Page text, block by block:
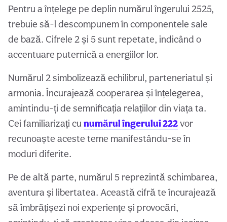
Pentru a înțelege pe deplin numărul îngerului 2525,
trebuie să-l descompunem în componentele sale
de bază. Cifrele 2 și 5 sunt repetate, indicând o
accentuare puternică a energiilor lor.
Numărul 2 simbolizează echilibrul, parteneriatul și
armonia. Încurajează cooperarea și înțelegerea,
amintindu-ți de semnificația relațiilor din viața ta.
Cei familiarizați cu numărul îngerului 222vor
recunoaște aceste teme manifestându-se în
moduri diferite.
Pe de altă parte, numărul 5 reprezintă schimbarea,
aventura și libertatea. Această cifră te încurajează
să îmbrățișezi noi experiențe și provocări,